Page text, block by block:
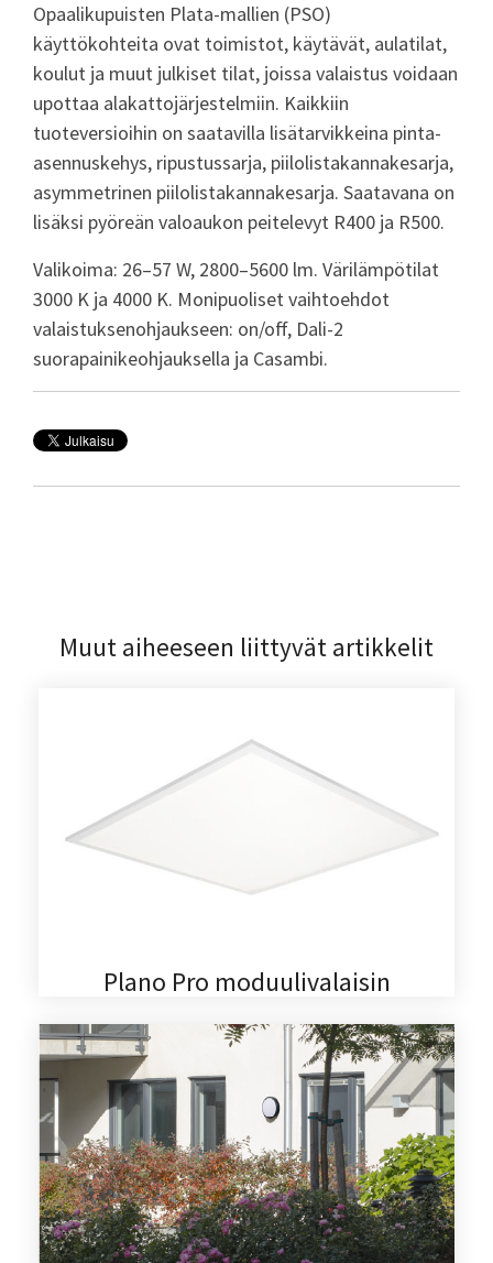
Opaalikupuisten Plata-mallien (PSO)
käyttökohteita ovat toimistot, käytävät, aulatilat,
koulut ja muut julkiset tilat, joissa valaistus voidaan
upottaa alakattojärjestelmiin. Kaikkiin
tuoteversioihin on saatavilla lisätarvikkeina pinta-
asennuskehys, ripustussarja, piilolistakannakesarja,
asymmetrinen piilolistakannakesarja. Saatavana on
lisäksi pyöreän valoaukon peitelevyt R400 ja R500.
Valikoima: 26–57 W, 2800–5600 lm. Värilämpötilat
3000 K ja 4000 K. Monipuoliset vaihtoehdot
valaistuksenohjaukseen: on/off, Dali-2
suorapainikeohjauksella ja Casambi.
Muut aiheeseen liittyvät artikkelit
Plano Pro moduulivalaisin